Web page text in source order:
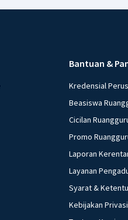
Bantuan &
Kredensial
Beasiswa
Cicilan
Promo
Laporan
Layanan
Syarat &
Kebijakan Privasi